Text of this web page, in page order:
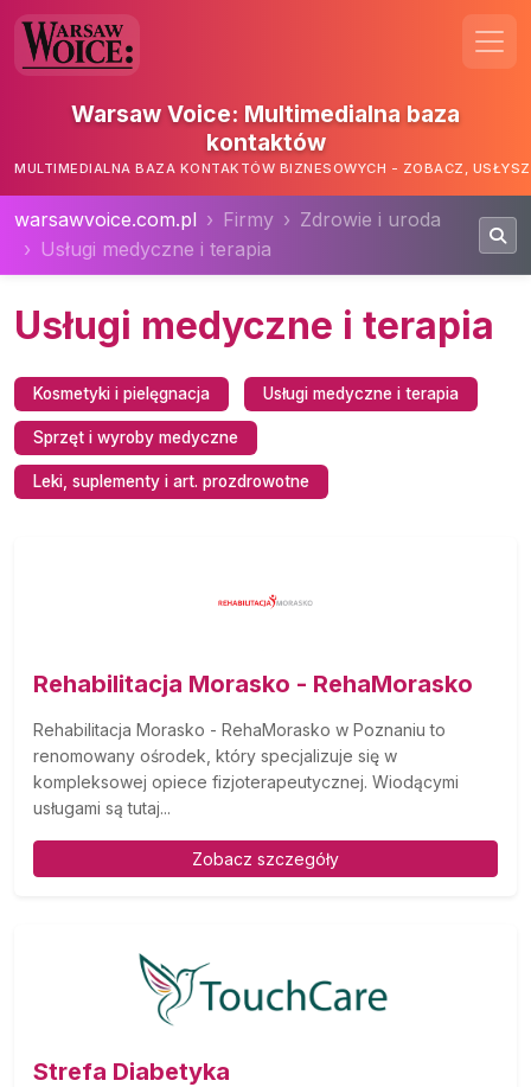
Warsaw Voice: Multimedialna baza
kontaktów
MULTIMEDIALNA BAZA KONTAKTÓW BIZNESOWYCH - ZOBACZ,
warsawvoice.com.pl Firmy
Zdrowie i uroda
Usługi medyczne i terapia
Usługi medyczne i terapia
Kosmetyki i pielęgnacja Usługi medyczne i terapia
Sprzęt i wyroby medyczne
Leki, suplementy i art. prozdrowotne
Rehabilitacja Morasko - RehaMorasko
Rehabilitacja Morasko - RehaMorasko w Poznaniu to
renomowany ośrodek, który specjalizuje się w
kompleksowej opiece fizjoterapeutycznej. Wiodącymi
usługami są tutaj...
Zobacz szczegóły
Strefa Diabetyka